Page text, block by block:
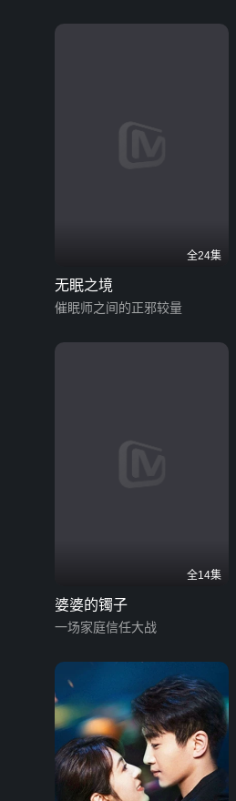
全24集
无眠之境
催眠师之间的正邪较量
全14集
婆婆的镯子
一场家庭信任大战